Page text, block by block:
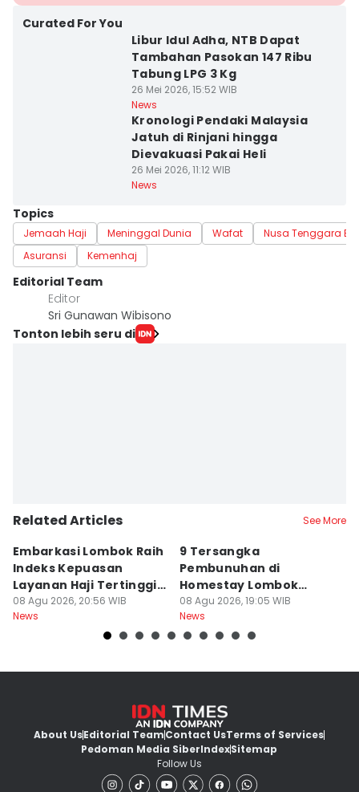
Curated For You
Libur Idul Adha, NTB Dapat
Tambahan Pasokan 147 Ribu
Tabung LPG 3 Kg
26 Mei 2026, 15:52 WIB
News
Kronologi Pendaki Malaysia
Jatuh di Rinjani hingga
Dievakuasi Pakai Heli
26 Mei 2026, 11:12 WIB
News
Topics
Jemaah Haji Meninggal Dunia Wafat
Nusa Tenggara
Asuransi
Kemenhaj
Editorial Team
Editor
Sri Gunawan Wibisono
Tonton lebih seru di
Related Articles See More
Embarkasi Lombok Raih
Indeks Kepuasan
Layanan Haji Tertinggi
Nasional
08 Agu 2026, 20:56 WIB
News
9 Tersangka
Pembunuhan di
Homestay Lombok
Barat Dilimpahkan ke
Jaksa
08 Agu 2026, 19:05 WIB
News
About UsEditorial TeamContact UsTerms of Services
Pedoman Media SiberIndexSitemap
Follow Us